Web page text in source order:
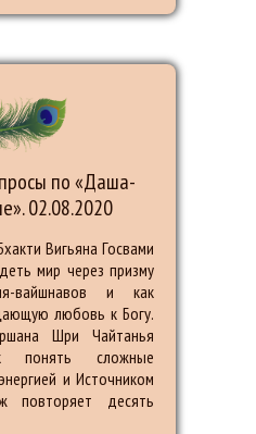
по «Даша-
02.08.2020
Вигьяна Госвами
мир через призму
вайшнавов и как
любовь к Богу.
Шри Чайтанья
понять сложные
и Источником
повторяет десять